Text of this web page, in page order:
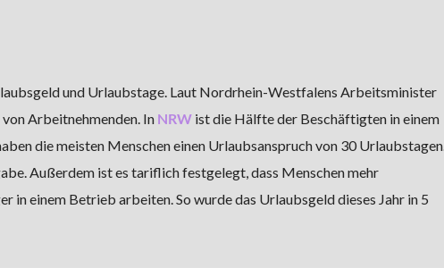
und Urlaubstage. Laut Nordrhein-Westfalens Arbeitsminister
Arbeitnehmenden. In NRWist die Hälfte der Beschäftigten in einem
die meisten Menschen einen Urlaubsanspruch von 30 Urlaubstagen.
Außerdem ist es tariflich festgelegt, dass Menschen mehr
in einem Betrieb arbeiten. So wurde das Urlaubsgeld dieses Jahr in 5